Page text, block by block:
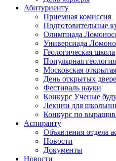
Абитуриенту
Приемная комиссия
Подготовительные
Олимпиада
Универсиада
Геологическая школа
Популярная геология
Московская
День открытых
Фестиваль науки
Конкурс Ученые
Лекции для
Конкурс по
Аспиранту
Объявления отдела
Новости
Документы
Новости